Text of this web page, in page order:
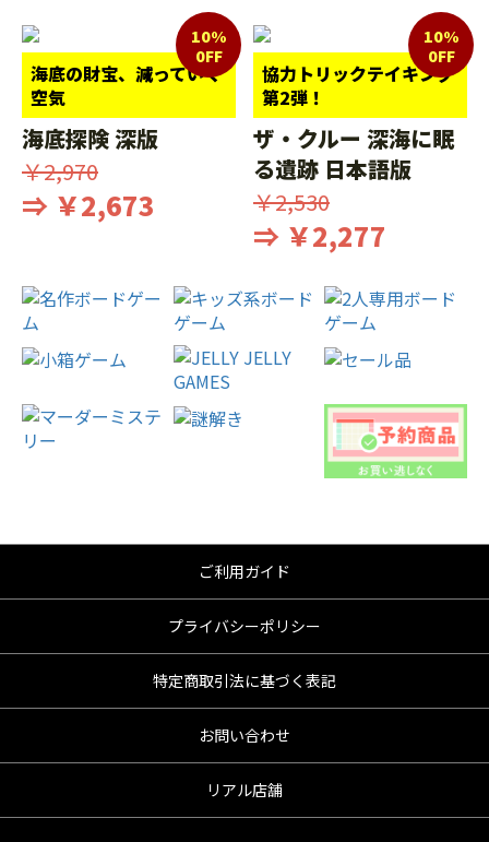
海底の財宝、減っていく
空気
10%
0FF
海底探険 深版
￥2,970
⇒ ￥2,673
協力トリックテイキング
第2弾！
10%
0FF
ザ・クルー 深海に眠
る遺跡 日本語版
￥2,530
⇒ ￥2,277
ご利用ガイド
プライバシーポリシー
特定商取引法に基づく表記
お問い合わせ
リアル店舗